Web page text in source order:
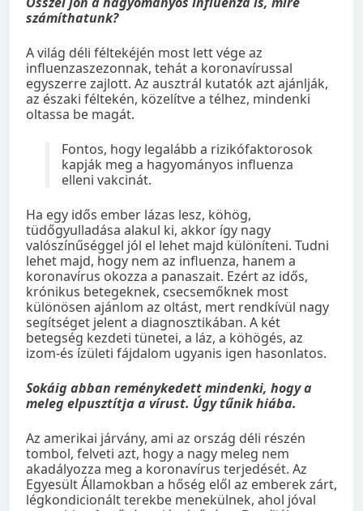
számíthatunk?
A világ déli féltekéjén most lett vége az
influenzaszezonnak, tehát a koronavírussal
egyszerre zajlott. Az ausztrál kutatók azt ajánlják,
az északi féltekén, közelítve a télhez, mindenki
oltassa be magát.
Fontos, hogy legalább a rizikófaktorosok
kapják meg a hagyományos influenza
elleni vakcinát.
Ha egy idős ember lázas lesz, köhög,
tüdőgyulladása alakul ki, akkor így nagy
valószínűséggel jól el lehet majd különíteni. Tudni
lehet majd, hogy nem az influenza, hanem a
koronavírus okozza a panaszait. Ezért az idős,
krónikus betegeknek, csecsemőknek most
különösen ajánlom az oltást, mert rendkívül nagy
segítséget jelent a diagnosztikában. A két
betegség kezdeti tünetei, a láz, a köhögés, az
izom-és ízületi fájdalom ugyanis igen hasonlatos.
Sokáig abban reménykedett mindenki, hogy a
meleg elpusztítja a vírust. Úgy tűnik hiába.
Az amerikai járvány, ami az ország déli részén
tombol, felveti azt, hogy a nagy meleg nem
akadályozza meg a koronavírus terjedését. Az
Egyesült Államokban a hőség elől az emberek zárt,
légkondicionált terekbe menekülnek, ahol jóval